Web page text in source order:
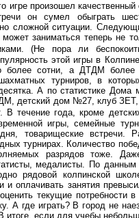
игре произошел качественный
он сумел обыграть
сложной ситуации.
может заниматься теперь не
. (Не пора ли
этой игры в Колпине
более сотни, а ДТДМ более
тных турниров,в
.А по статистике Дома
,детский дом №27, клуб ЗЕТ
. В течение года,кроме
игры,семейные
дня, товарищеские встречи.
турнирах. Количество
разрядов тоже.
медалисты. По данным
рядовой колпинской
и оплачивать занятия
оценить текущие потребности в
. А где играть? В город не
В итоге, если для учебы